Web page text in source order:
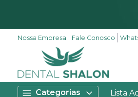
Nossa Empresa Fale Conosco
Categorias Lista